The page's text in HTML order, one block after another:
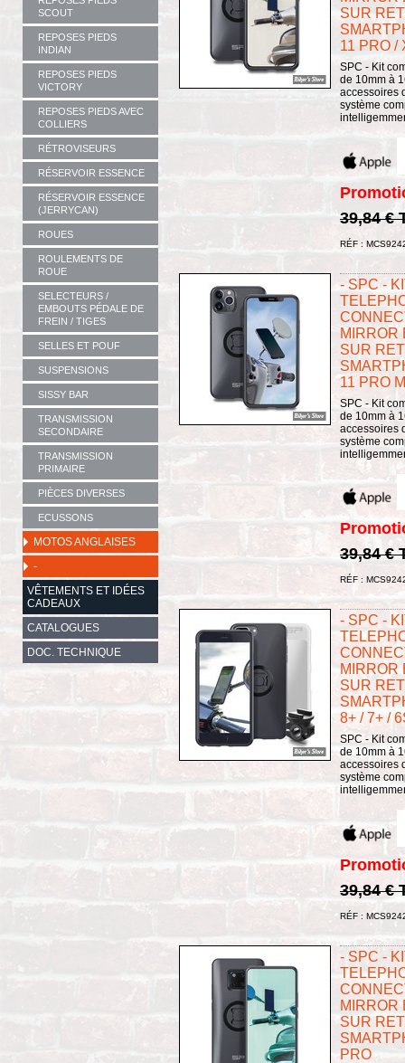
SCOUT
REPOSES PIEDS
INDIAN
REPOSES PIEDS
VICTORY
REPOSES PIEDS AVEC
COLLIERS
RÉTROVISEURS
RÉSERVOIR ESSENCE
RÉSERVOIR ESSENCE
(JERRYCAN)
ROUES
ROULEMENTS DE
ROUE
SELECTEURS /
EMBOUTS PÉDALE DE
FREIN / TIGES
SELLES ET POUF
SUSPENSIONS
SISSY BAR
TRANSMISSION
SECONDAIRE
TRANSMISSION
PRIMAIRE
PIÈCES DIVERSES
ECUSSONS
MOTOS ANGLAISES
-
VÊTEMENTS ET IDÉES
CADEAUX
CATALOGUES
DOC. TECHNIQUE
SUR
11 PRO /
SPC - Kit
de 10mm à
accessoires
système
39,84 €
RÉF :
- SPC -
MIRROR
SUR
11 PRO
SPC - Kit
de 10mm à
accessoires
système
39,84 €
RÉF :
- SPC -
MIRROR
SUR
8+ / 7+ /
SPC - Kit
de 10mm à
accessoires
système
39,84 €
RÉF :
- SPC -
MIRROR
SUR
PRO